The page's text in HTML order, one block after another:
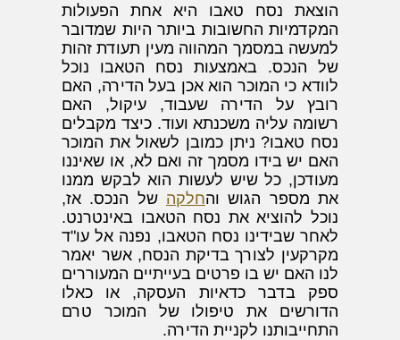
הוצאת נסח טאבו היא אחת הפעולות
המקדמיות החשובות ביותר היות שמדובר
למעשה במסמך המהווה מעין תעודת זהות
של הנכס. באמצעות נסח הטאבו נוכל
לוודא כי המוכר הוא אכן בעל הדירה, האם
רובץ על הדירה שעבוד, עיקול, האם
רשומה עליה משכנתא ועוד. כיצד מקבלים
נסח טאבו? ניתן כמובן לשאול את המוכר
האם יש בידו מסמך זה ואם לא, או שאיננו
מעודכן, כל שיש לעשות הוא לבקש ממנו
את מספר הגוש והחלקה של הנכס. אז,
נוכל להוציא את נסח הטאבו באינטרנט.
לאחר שבידינו נסח הטאבו, נפנה אל עו"ד
מקרקעין לצורך בדיקת הנסח, אשר יאמר
לנו האם יש בו פרטים בעייתיים המעוררים
ספק בדבר כדאיות העסקה, או כאלו
הדורשים את טיפולו של המוכר טרם
התחייבותנו לקניית הדירה.